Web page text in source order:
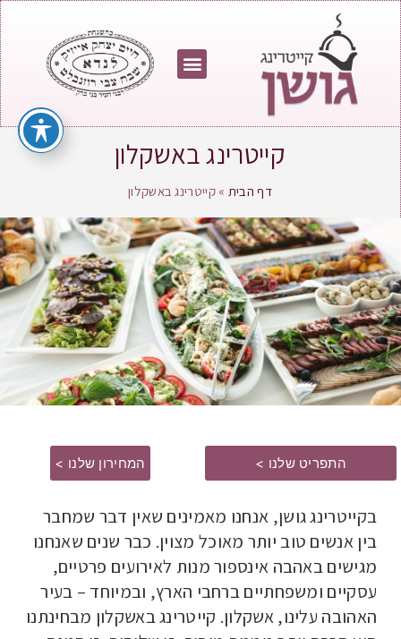
קייטרינג באשקלון
דף הבית »קייטרינג באשקלון
התפריט שלנו > המחירון שלנו >
בקייטרינג גושן, אנחנו מאמינים שאין דבר שמחבר
בין אנשים טוב יותר מאוכל מצוין. כבר שנים שאנחנו
מגישים באהבה אינספור מנות לאירועים פרטיים,
עסקיים ומשפחתיים ברחבי הארץ, ובמיוחד – בעיר
האהובה עלינו, אשקלון. קייטרינג באשקלון מבחינתנו